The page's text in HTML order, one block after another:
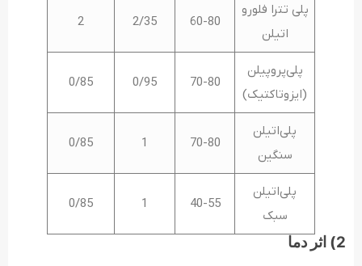
پلی‌ تترا فلورو
اتیلن
60-80
2/35
2
پلی‌پروپیلن
(ایزوتاکتیک)
70-80
0/95
0/85
پلی‌اتیلن
سنگین
70-80
1
0/85
پلی‌اتیلن
سبک
40-55
1
0/85
2) اثر دما